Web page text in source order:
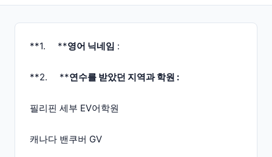
**1. **영어 닉네임 :
**2. **연수를 받았던 지역과 학원 :
필리핀 세부 EV어학원
캐나다 밴쿠버 GV